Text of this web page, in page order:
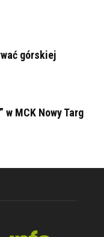
górskiej
w MCK Nowy Targ